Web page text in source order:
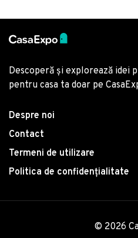
Descoperă și explorează idei
pentru casa ta doar pe
Despre noi
Contact
Termeni de utilizare
Politica de confidențialitate
© 2026